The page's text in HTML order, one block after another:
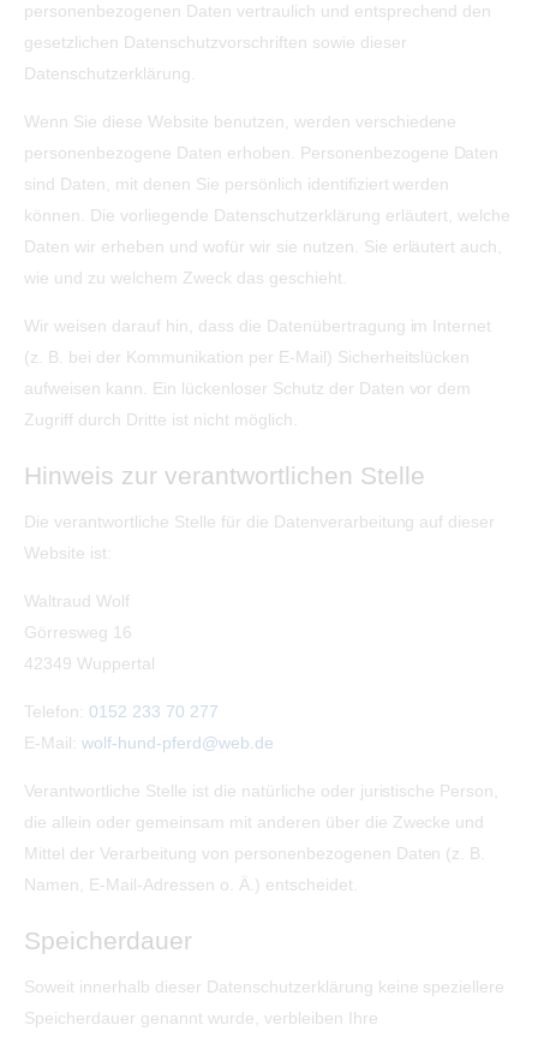
personenbezogenen Daten vertraulich und entsprechend den
gesetzlichen Datenschutzvorschriften sowie dieser
Datenschutzerklärung.
Wenn Sie diese Website benutzen, werden verschiedene
personenbezogene Daten erhoben. Personenbezogene Daten
sind Daten, mit denen Sie persönlich identifiziert werden
können. Die vorliegende Datenschutzerklärung erläutert, welche
Daten wir erheben und wofür wir sie nutzen. Sie erläutert auch,
wie und zu welchem Zweck das geschieht.
Wir weisen darauf hin, dass die Datenübertragung im Internet
(z. B. bei der Kommunikation per E-Mail) Sicherheitslücken
aufweisen kann. Ein lückenloser Schutz der Daten vor dem
Zugriff durch Dritte ist nicht möglich.
Hinweis zur verantwortlichen Stelle
Die verantwortliche Stelle für die Datenverarbeitung auf dieser
Website ist:
Waltraud Wolf
Görresweg 16
42349 Wuppertal
Telefon: 0152 233 70 277
E-Mail: wolf-hund-pferd@web.de
Verantwortliche Stelle ist die natürliche oder juristische Person,
die allein oder gemeinsam mit anderen über die Zwecke und
Mittel der Verarbeitung von personenbezogenen Daten (z. B.
Namen, E-Mail-Adressen o. Ä.) entscheidet.
Speicherdauer
Soweit innerhalb dieser Datenschutzerklärung keine speziellere
Speicherdauer genannt wurde, verbleiben Ihre